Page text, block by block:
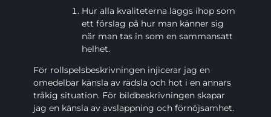
Hur alla kvaliteterna läggs ihop som
ett förslag på hur man känner sig
när man tas in som en sammansatt
helhet.
För rollspelsbeskrivningen injicerar jag en
omedelbar känsla av rädsla och hot i en annars
tråkig situation. För bildbeskrivningen skapar
jag en känsla av avslappning och förnöjsamhet.